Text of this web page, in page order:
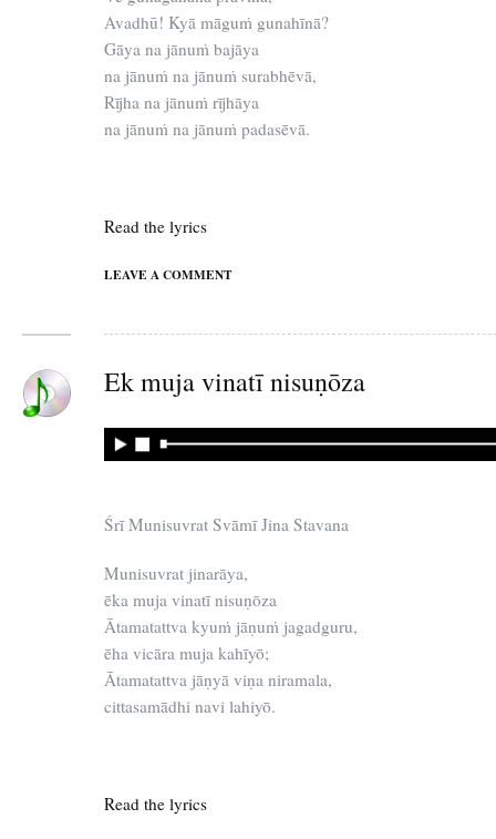
Avadhū! Kyā māguṁ gunahīnā?
Gāya na jānuṁ bajāya
na jānuṁ na jānuṁ surabhēvā,
Rījha na jānuṁ rījhāya
na jānuṁ na jānuṁ padasēvā.
Read the lyrics
LEAVE A COMMENT
Ek muja vinatī nisuṇōza
Śrī Munisuvrat Svāmī Jina Stavana
Munisuvrat jinarāya,
ēka muja vinatī nisuṇōza
Ātamatattva kyuṁ jāṇuṁ jagadguru,
ēha vicāra muja kahīyō;
Ātamatattva jāṇyā viṇa niramala,
cittasamādhi navi lahiyō.
Read the lyrics